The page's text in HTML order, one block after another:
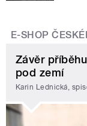
E-SHOP
Závěr
pod zemí
Karin Lednická,